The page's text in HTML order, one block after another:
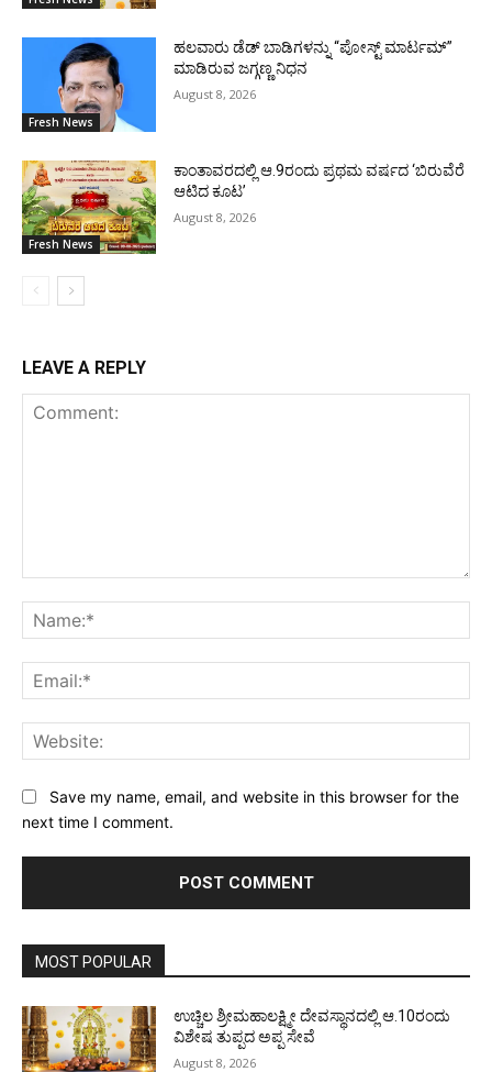
Fresh News
ಹಲವಾರು ಡೆಡ್ ಬಾಡಿಗಳನ್ನು “ಪೋಸ್ಟ್ ಮಾರ್ಟಮ್”
ಮಾಡಿರುವ ಜಗ್ಗಣ್ಣ ನಿಧನ
August 8, 2026
Fresh News
ಕಾಂತಾವರದಲ್ಲಿ ಆ.9ರಂದು ಪ್ರಥಮ ವರ್ಷದ ‘ಬಿರುವೆರೆ
ಆಟಿದ ಕೂಟ’
August 8, 2026
LEAVE A REPLY
Save my name, email, and website in this browser for the
next time I comment.
MOST POPULAR
ಉಚ್ಚಿಲ ಶ್ರೀಮಹಾಲಕ್ಷ್ಮೀ ದೇವಸ್ಥಾನದಲ್ಲಿ ಆ.10ರಂದು
ವಿಶೇಷ ತುಪ್ಪದ ಅಪ್ಪ ಸೇವೆ
August 8, 2026